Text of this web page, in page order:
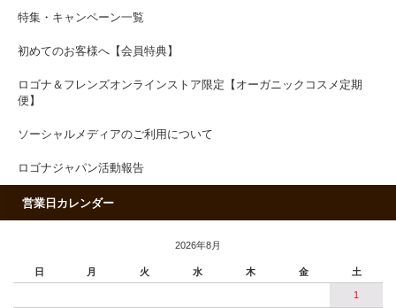
特集・キャンペーン一覧
初めてのお客様へ【会員特典】
ロゴナ＆フレンズオンラインストア限定【オーガニックコスメ定期
便】
ソーシャルメディアのご利用について
ロゴナジャパン活動報告
営業日カレンダー
2026年8月
日 月 火 水 木 金 土
1